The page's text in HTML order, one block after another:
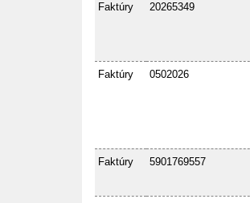
Faktúry 20265349
Faktúry 0502026
Faktúry 5901769557